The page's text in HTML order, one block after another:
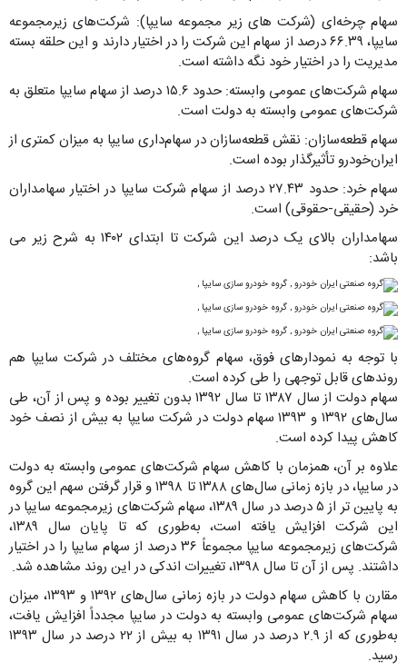
سهام چرخه‌ای (شرکت های زیر مجموعه سایپا): شرکت‌های زیرمجموعه
سایپا، ۶۶.۳۹ درصد از سهام این شرکت را در اختیار دارند و این حلقه بسته
مدیریت را در اختیار خود نگه داشته است.
سهام شرکت‌های عمومی وابسته: حدود ۱۵.۶ درصد از سهام سایپا متعلق به
شرکت‌های عمومی وابسته به دولت است.
سهام قطعه‌سازان: نقش قطعه‌سازان در سهام‌داری سایپا به میزان کمتری از
ایران‌خودرو تأثیرگذار بوده است.
سهام خرد: حدود ۲۷.۴۳ درصد از سهام شرکت سایپا در اختیار سهامداران
خرد (حقیقی-حقوقی) است.
سهامداران بالای یک درصد این شرکت تا ابتدای ۱۴۰۲ به شرح زیر می
باشد:
با توجه به نمودارهای فوق، سهام گروه‌های مختلف در شرکت سایپا هم
روندهای قابل توجهی را طی کرده است.
سهام دولت از سال ۱۳۸۷ تا سال ۱۳۹۲ بدون تغییر بوده و پس از آن، طی
سال‌های ۱۳۹۲ و ۱۳۹۳ سهام دولت در شرکت سایپا به بیش از نصف خود
کاهش پیدا کرده است.
علاوه بر آن، همزمان با کاهش سهام شرکت‌های عمومی وابسته به دولت
در سایپا، در بازه زمانی سال‌های ۱۳۸۸ تا ۱۳۹۸ و قرار گرفتن سهم این گروه
به پایین تر از ۵ درصد در سال ۱۳۸۹، سهام شرکت‌های زیرمجموعه سایپا در
این شرکت افزایش یافته است، به‌طوری که تا پایان سال ۱۳۸۹،
شرکت‌های زیرمجموعه سایپا مجموعاً ۳۶ درصد از سهام سایپا را در اختیار
داشتند. پس از آن تا سال ۱۳۹۸، تغییرات اندکی در این روند مشاهده شد.
مقارن با کاهش سهام دولت در بازه زمانی سال‌های ۱۳۹۲ و ۱۳۹۳، میزان
سهام شرکت‌های عمومی وابسته به دولت در سایپا مجدداً افزایش یافت،
به‌طوری که از ۲.۹ درصد در سال ۱۳۹۱ به بیش از ۲۲ درصد در سال ۱۳۹۳
رسید.